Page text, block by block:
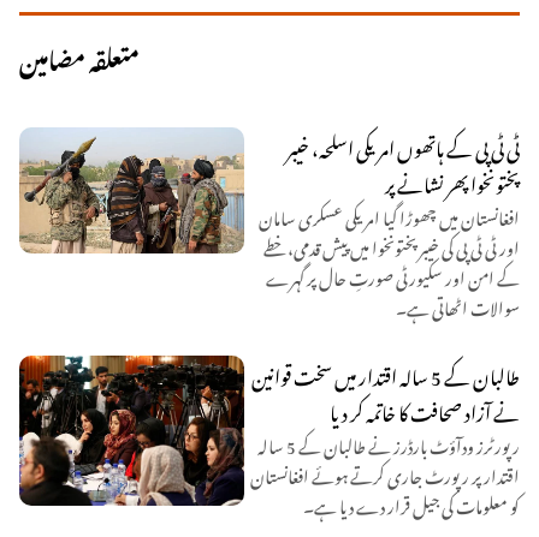
متعلقہ مضامین
ٹی ٹی پی کے ہاتھوں امریکی اسلحہ، خیبر
پختونخوا پھر نشانے پر
افغانستان میں چھوڑا گیا امریکی عسکری سامان
اور ٹی ٹی پی کی خیبر پختونخوا میں پیش قدمی، خطے
کے امن اور سکیورٹی صورتِ حال پر گہرے
سوالات اٹھاتی ہے۔
طالبان کے 5 سالہ اقتدار میں سخت قوانین
نے آزاد صحافت کا خاتمہ کر دیا
رپورٹرز ودآؤٹ بارڈرز نے طالبان کے 5 سالہ
اقتدار پر رپورٹ جاری کرتے ہوئے افغانستان
کو معلومات کی جیل قرار دے دیا ہے۔